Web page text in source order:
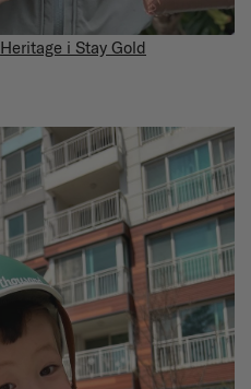
Heritage i Stay Gold